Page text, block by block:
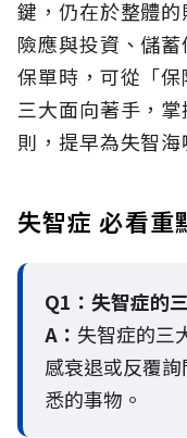
鍵，仍在於整體的
險應與投資、儲
保單時，可從「保
三大面向著手，
則，提早為失智海
失智症 必看重
Q1：失智症的
A： 失智症的三
感衰退或反覆
悉的事物。